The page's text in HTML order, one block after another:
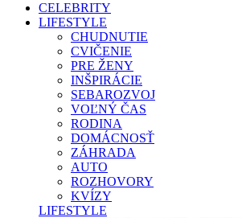
CELEBRITY
LIFESTYLE
CHUDNUTIE
CVIČENIE
PRE ŽENY
INŠPIRÁCIE
SEBAROZVOJ
VOĽNÝ ČAS
RODINA
DOMÁCNOSŤ
ZÁHRADA
AUTO
ROZHOVORY
KVÍZY
LIFESTYLE